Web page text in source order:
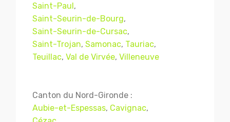
Saint-Paul,
Saint-Seurin-de-Bourg,
Saint-Seurin-de-Cursac,
Saint-Trojan, Samonac, Tauriac,
Teuillac, Val de Virvée, Villeneuve
Canton du Nord-Gironde :
Aubie-et-Espessas, Cavignac,
Mentions légales
référencé par© MACWIN